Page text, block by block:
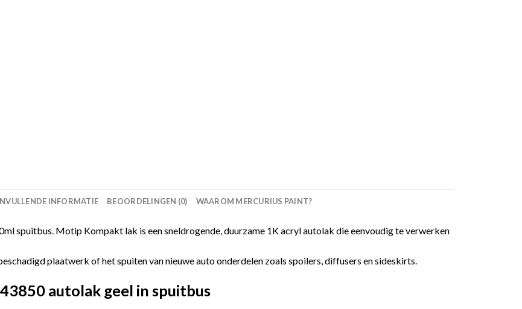
INFORMATIE BEOORDELINGEN (0) WAAROM MERCURIUS PAINT?
spuitbus. Motip Kompakt lak is een sneldrogende, duurzame 1K acryl autolak die eenvoudig te verwerken
plaatwerk of het spuiten van nieuwe auto onderdelen zoals spoilers, diffusers en sideskirts.
autolak geel in spuitbus